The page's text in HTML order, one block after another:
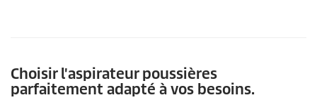
Choisir l'aspirateur poussières
parfaitement adapté à vos besoins.